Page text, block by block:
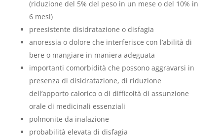
(riduzione del 5% del peso in un mese o del 10% in
6 mesi)
preesistente disidratazione o disfagia
anoressia o dolore che interferisce con l’abilità di
bere o mangiare in maniera adeguata
importanti comorbidità che possono aggravarsi in
presenza di disidratazione, di riduzione
dell’apporto calorico o di difficoltà di assunzione
orale di medicinali essenziali
polmonite da inalazione
probabilità elevata di disfagia